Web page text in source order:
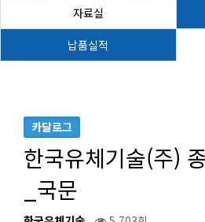
자료실
납품실적
카달로그
한국유체기술(주)
_국문